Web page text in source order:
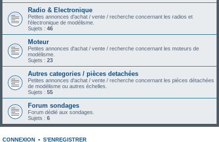
Radio & Electronique
Petites annonces d'achat / vente / recherche concernant les radios et
l'électronique de modélisme.
Sujets : 46
Moteur
Petites annonces d'achat / vente / recherche concernant les moteurs de
modélisme.
Sujets : 23
Autres categories / pièces detachées
Petites annonces d'achat / vente / recherche concernant les pièces détachées
de modélisme ou autres échelles.
Sujets : 55
Forum sondages
Forum dédié aux sondages.
Sujets : 6
CONNEXION • S’ENREGISTRER